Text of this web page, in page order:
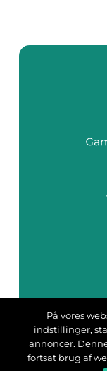
På vores
indstillinger,
annoncer.
fortsat brug af